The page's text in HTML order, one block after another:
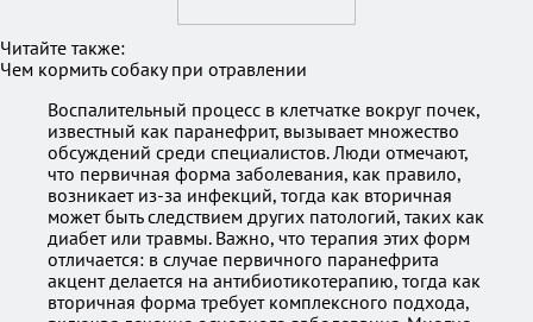
Читайте также:
Чем кормить собаку при отравлении
Воспалительный процесс в клетчатке вокруг почек,
известный как паранефрит, вызывает множество
обсуждений среди специалистов. Люди отмечают,
что первичная форма заболевания, как правило,
возникает из-за инфекций, тогда как вторичная
может быть следствием других патологий, таких как
диабет или травмы. Важно, что терапия этих форм
отличается: в случае первичного паранефрита
акцент делается на антибиотикотерапию, тогда как
вторичная форма требует комплексного подхода,